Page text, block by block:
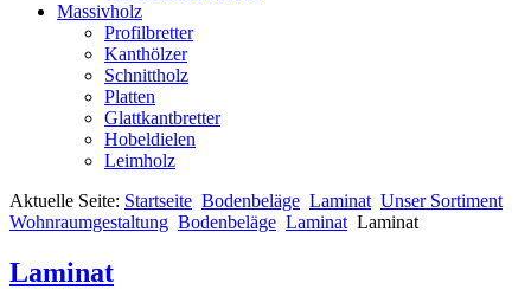
Massivholz
Profilbretter
Kanthölzer
Schnittholz
Platten
Glattkantbretter
Hobeldielen
Leimholz
Aktuelle Seite: Startseite Bodenbeläge Laminat Unser Sortiment
Wohnraumgestaltung Bodenbeläge Laminat Laminat
Laminat